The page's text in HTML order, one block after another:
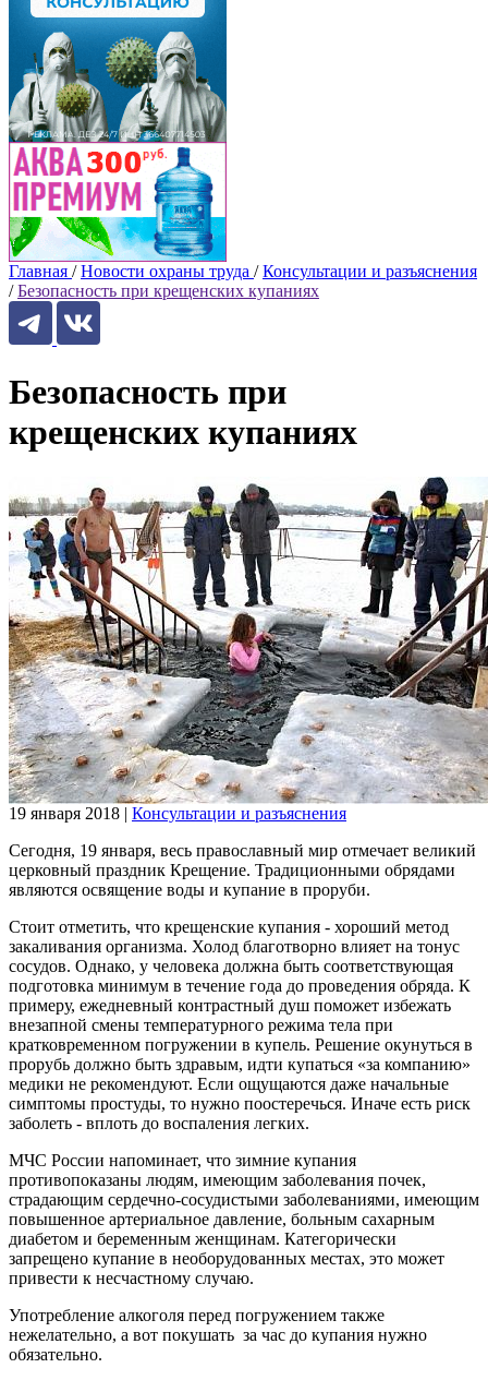
Главная / Новости охраны труда / Консультации и разъяснения
/ Безопасность при крещенских купаниях
Безопасность при
крещенских купаниях
19 января 2018 | Консультации и разъяснения
Сегодня, 19 января, весь православный мир отмечает великий
церковный праздник Крещение. Традиционными обрядами
являются освящение воды и купание в проруби.
Стоит отметить, что крещенские купания - хороший метод
закаливания организма. Холод благотворно влияет на тонус
сосудов. Однако, у человека должна быть соответствующая
подготовка минимум в течение года до проведения обряда. К
примеру, ежедневный контрастный душ поможет избежать
внезапной смены температурного режима тела при
кратковременном погружении в купель. Решение окунуться в
прорубь должно быть здравым, идти купаться «за компанию»
медики не рекомендуют. Если ощущаются даже начальные
симптомы простуды, то нужно поостеречься. Иначе есть риск
заболеть - вплоть до воспаления легких.
МЧС России напоминает, что зимние купания
противопоказаны людям, имеющим заболевания почек,
страдающим сердечно-сосудистыми заболеваниями, имеющим
повышенное артериальное давление, больным сахарным
диабетом и беременным женщинам. Категорически
запрещено купание в необорудованных местах, это может
привести к несчастному случаю.
Употребление алкоголя перед погружением также
нежелательно, а вот покушать за час до купания нужно
обязательно.